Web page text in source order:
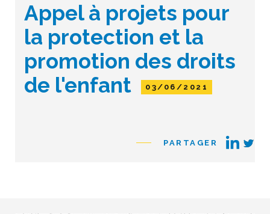
Appel à projets pour
la protection et la
promotion des droits
de l'enfant
03/06/2021
PARTAGER